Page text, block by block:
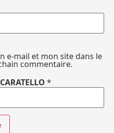
e-mail et mon site dans le
commentaire.
CARATELLO *